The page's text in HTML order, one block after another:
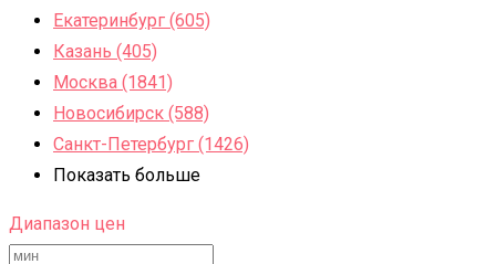
Екатеринбург (605)
Казань (405)
Москва (1841)
Новосибирск (588)
Санкт-Петербург (1426)
Показать больше
Диапазон цен